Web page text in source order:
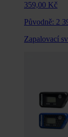
359,00 Kč
Původně: 2
Zapalovací